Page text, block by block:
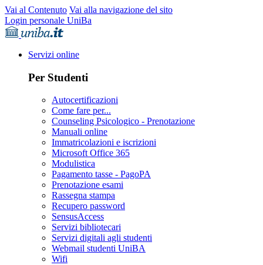
Vai al Contenuto Vai alla navigazione del sito
Login personale UniBa
Servizi online
Per Studenti
Autocertificazioni
Come fare per...
Counseling Psicologico - Prenotazione
Manuali online
Immatricolazioni e iscrizioni
Microsoft Office 365
Modulistica
Pagamento tasse - PagoPA
Prenotazione esami
Rassegna stampa
Recupero password
SensusAccess
Servizi bibliotecari
Servizi digitali agli studenti
Webmail studenti UniBA
Wifi